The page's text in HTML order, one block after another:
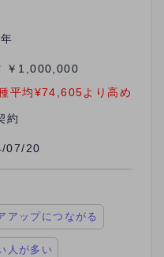
￥1,000,000
平均¥74,605より高め
約
07/20
アップにつながる
人が多い